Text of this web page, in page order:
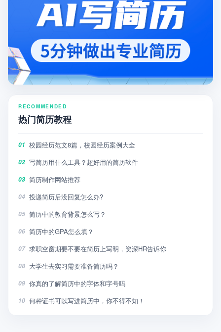
RECOMMENDED
热门简历教程
01 校园经历范文8篇，校园经历案例大全
02 写简历用什么工具？超好用的简历软件
03 简历制作网站推荐
04 投递简历后没回复怎么办?
05 简历中的教育背景怎么写？
06 简历中的GPA怎么填？
07 求职空窗期要不要在简历上写明，资深HR告诉你
08 大学生去实习需要准备简历吗？
09 你真的了解简历中的字体和字号吗
10 何种证书可以写进简历中，你不得不知！